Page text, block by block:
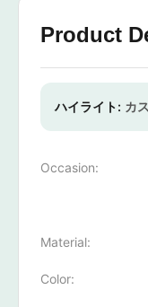
Product
ハイライト: カ
Occasion:
Material:
Color: